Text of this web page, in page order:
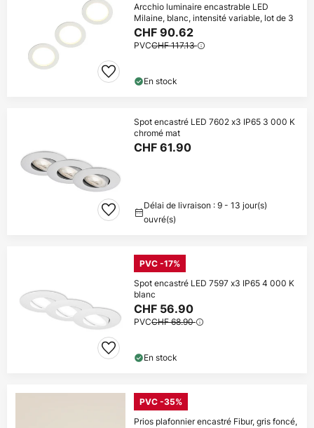
Arcchio luminaire encastrable LED
Milaine, blanc, intensité variable, lot de 3
CHF 90.62
PVCCHF 117.13
En stock
Spot encastré LED 7602 x3 IP65 3 000 K
chromé mat
CHF 61.90
Délai de livraison : 9 - 13 jour(s)
ouvré(s)
PVC -17%
Spot encastré LED 7597 x3 IP65 4 000 K
blanc
CHF 56.90
PVCCHF 68.90
En stock
PVC -35%
Prios plafonnier encastré Fibur, gris foncé,